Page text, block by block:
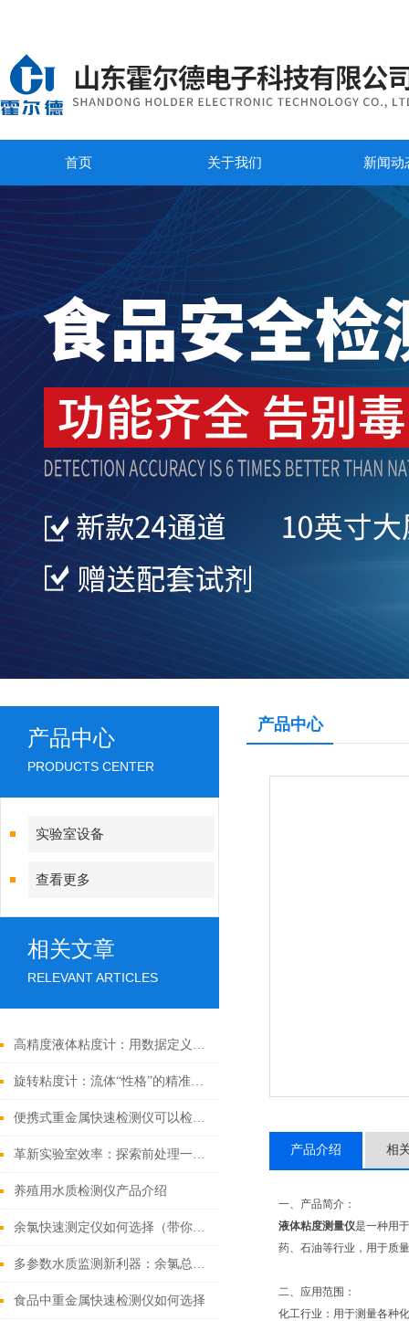
首页 关于我们 新闻动
产品中心
PRODUCTS CENTER
实验室设备
查看更多
相关文章
RELEVANT ARTICLES
高精度液体粘度计：用数据定义流体“粘稠度”
旋转粘度计：流体“性格”的精准解码者
便携式重金属快速检测仪可以检测什么
革新实验室效率：探索前处理一体机的特性
养殖用水质检测仪产品介绍
余氯快速测定仪如何选择（带你了解市场上好用的余氯测定仪）
多参数水质监测新利器：余氯总氯二氧化氯臭氧检测仪赋能全场景精准分析
食品中重金属快速检测仪如何选择
产品中心
产品介绍 相
一、产品简介：
液体粘度测量仪是一种用
药、石油等行业，用于质
二、应用范围：
化工行业：用于测量各种